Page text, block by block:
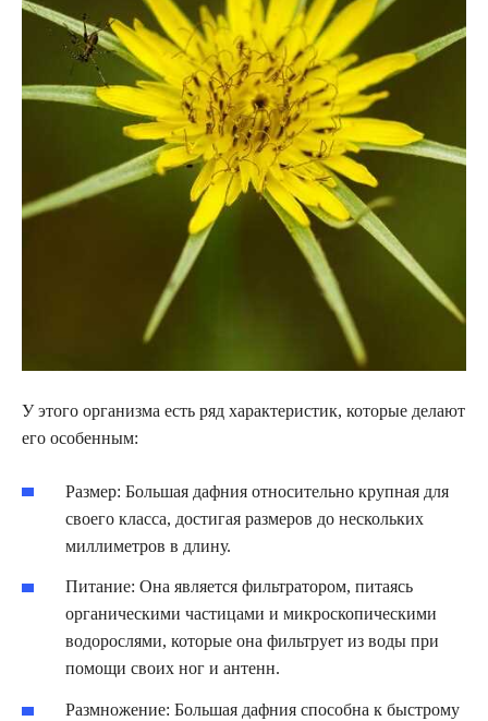
У этого организма есть ряд характеристик, которые делают
его особенным:
Размер: Большая дафния относительно крупная для
своего класса, достигая размеров до нескольких
миллиметров в длину.
Питание: Она является фильтратором, питаясь
органическими частицами и микроскопическими
водорослями, которые она фильтрует из воды при
помощи своих ног и антенн.
Размножение: Большая дафния способна к быстрому